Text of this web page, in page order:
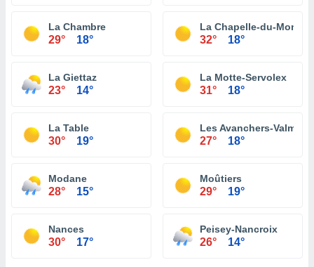
La Chambre
29° 18°
La Chapelle-du-Mont-
32° 18°
La Giettaz
23° 14°
La Motte-Servolex
31° 18°
La Table
30° 19°
Les Avanchers-Valmorel
27° 18°
Modane
28° 15°
Moûtiers
29° 19°
Nances
30° 17°
Peisey-Nancroix
26° 14°